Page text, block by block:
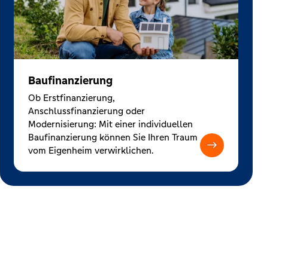
Baufinanzierung
Ob Erstfinanzierung,
Anschlussfinanzierung oder
Modernisierung: Mit einer individuellen
Baufinanzierung können Sie Ihren Traum
vom Eigenheim verwirklichen.